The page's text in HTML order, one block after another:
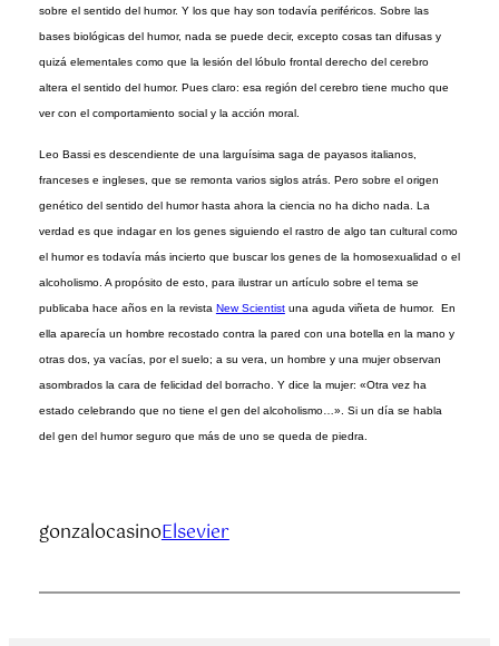
sobre el sentido del humor. Y los que hay son todavía periféricos. Sobre las
bases biológicas del humor, nada se puede decir, excepto cosas tan difusas y
quizá elementales como que la lesión del lóbulo frontal derecho del cerebro
altera el sentido del humor. Pues claro: esa región del cerebro tiene mucho que
ver con el comportamiento social y la acción moral.
Leo Bassi es descendiente de una larguísima saga de payasos italianos,
franceses e ingleses, que se remonta varios siglos atrás. Pero sobre el origen
genético del sentido del humor hasta ahora la ciencia no ha dicho nada. La
verdad es que indagar en los genes siguiendo el rastro de algo tan cultural como
el humor es todavía más incierto que buscar los genes de la homosexualidad o el
alcoholismo. A propósito de esto, para ilustrar un artículo sobre el tema se
publicaba hace años en la revista New Scientistuna aguda viñeta de humor. En
ella aparecía un hombre recostado contra la pared con una botella en la mano y
otras dos, ya vacías, por el suelo; a su vera, un hombre y una mujer observan
asombrados la cara de felicidad del borracho. Y dice la mujer: «Otra vez ha
estado celebrando que no tiene el gen del alcoholismo…». Si un día se habla
del gen del humor seguro que más de uno se queda de piedra.
gonzalocasinoElsevier